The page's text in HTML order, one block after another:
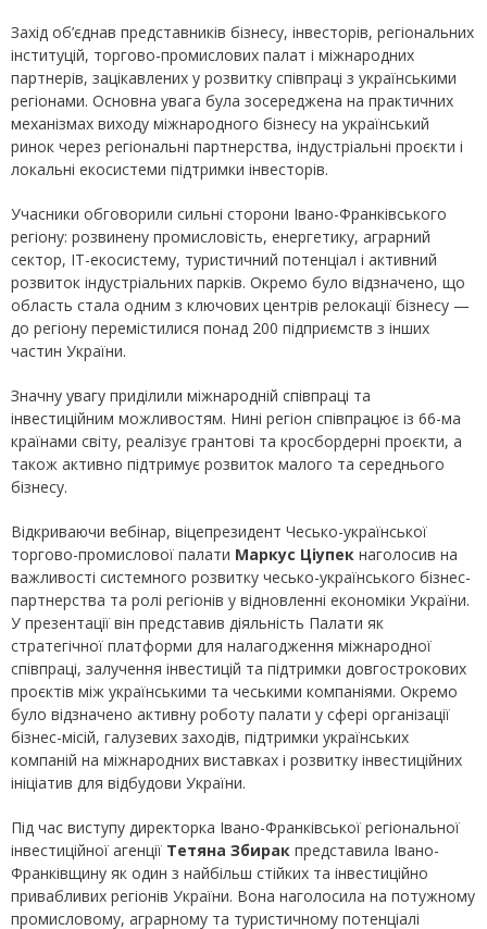
Захід об’єднав представників бізнесу, інвесторів, регіональних
інституцій, торгово-промислових палат і міжнародних
партнерів, зацікавлених у розвитку співпраці з українськими
регіонами. Основна увага була зосереджена на практичних
механізмах виходу міжнародного бізнесу на український
ринок через регіональні партнерства, індустріальні проєкти і
локальні екосистеми підтримки інвесторів.
Учасники обговорили сильні сторони Івано-Франківського
регіону: розвинену промисловість, енергетику, аграрний
сектор, ІТ-екосистему, туристичний потенціал і активний
розвиток індустріальних парків. Окремо було відзначено, що
область стала одним з ключових центрів релокації бізнесу —
до регіону перемістилися понад 200 підприємств з інших
частин України.
Значну увагу приділили міжнародній співпраці та
інвестиційним можливостям. Нині регіон співпрацює із 66-ма
країнами світу, реалізує грантові та кросбордерні проєкти, а
також активно підтримує розвиток малого та середнього
бізнесу.
Відкриваючи вебінар, віцепрезидент Чесько-української
торгово-промислової палати Маркус Ціупек наголосив на
важливості системного розвитку чесько-українського бізнес-
партнерства та ролі регіонів у відновленні економіки України.
У презентації він представив діяльність Палати як
стратегічної платформи для налагодження міжнародної
співпраці, залучення інвестицій та підтримки довгострокових
проєктів між українськими та чеськими компаніями. Окремо
було відзначено активну роботу палати у сфері організації
бізнес-місій, галузевих заходів, підтримки українських
компаній на міжнародних виставках і розвитку інвестиційних
ініціатив для відбудови України.
Під час виступу директорка Івано-Франківської регіональної
інвестиційної агенції Тетяна Збирак представила Івано-
Франківщину як один з найбільш стійких та інвестиційно
привабливих регіонів України. Вона наголосила на потужному
промисловому, аграрному та туристичному потенціалі